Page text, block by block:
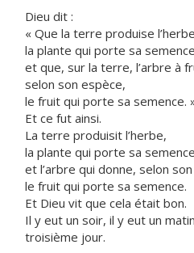
Dieu dit :
« Que la terre produise
la plante qui porte sa
et que, sur la terre, l’arbre à
selon son espèce,
le fruit qui porte sa semence.
Et ce fut ainsi.
La terre produisit l’herbe,
la plante qui porte sa
et l’arbre qui donne, selon
le fruit qui porte sa semence.
Et Dieu vit que cela était bon.
Il y eut un soir, il y eut un
troisième jour.